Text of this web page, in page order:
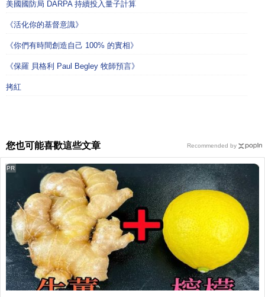
美國國防局 DARPA 持續投入量子計算
《活化你的基督意識》
《你們有時間創造自己 100% 的實相》
《保羅 貝格利 Paul Begley 牧師預言》
拷紅
您也可能喜歡這些文章
PR
Recommended by